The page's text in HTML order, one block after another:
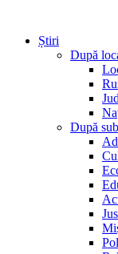
Știri
După
După